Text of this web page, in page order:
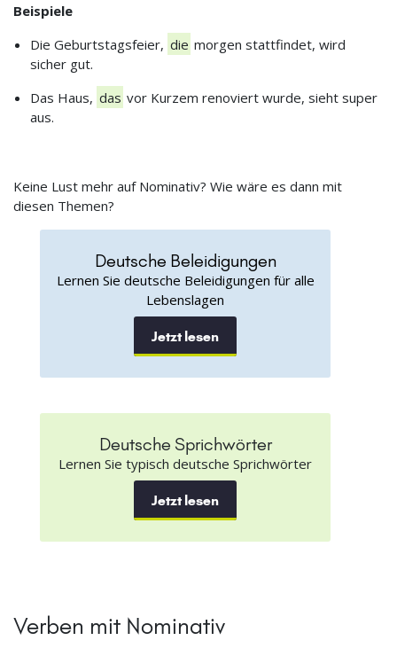
Beispiele
Die Geburtstagsfeier, die morgen stattfindet, wird
sicher gut.
Das Haus, das vor Kurzem renoviert wurde, sieht super
aus.
Keine Lust mehr auf Nominativ? Wie wäre es dann mit
diesen Themen?
Deutsche Beleidigungen
Lernen Sie deutsche Beleidigungen für alle
Lebenslagen
Jetzt lesen
Deutsche Sprichwörter
Lernen Sie typisch deutsche Sprichwörter
Jetzt lesen
Verben mit Nominativ